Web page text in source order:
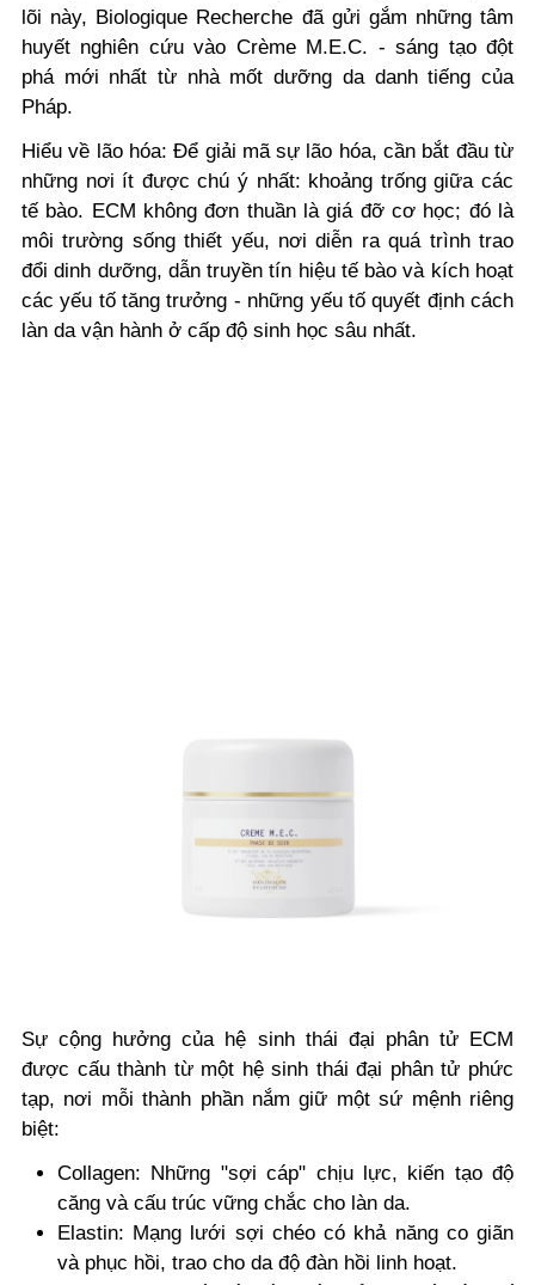
lõi này, Biologique Recherche đã gửi gắm những tâm
huyết nghiên cứu vào Crème M.E.C. - sáng tạo đột
phá mới nhất từ nhà mốt dưỡng da danh tiếng của
Pháp.
Hiểu về lão hóa: Để giải mã sự lão hóa, cần bắt đầu từ
những nơi ít được chú ý nhất: khoảng trống giữa các
tế bào. ECM không đơn thuần là giá đỡ cơ học; đó là
môi trường sống thiết yếu, nơi diễn ra quá trình trao
đổi dinh dưỡng, dẫn truyền tín hiệu tế bào và kích hoạt
các yếu tố tăng trưởng - những yếu tố quyết định cách
làn da vận hành ở cấp độ sinh học sâu nhất.
Sự cộng hưởng của hệ sinh thái đại phân tử ECM
được cấu thành từ một hệ sinh thái đại phân tử phức
tạp, nơi mỗi thành phần nắm giữ một sứ mệnh riêng
biệt:
Collagen: Những "sợi cáp" chịu lực, kiến tạo độ
căng và cấu trúc vững chắc cho làn da.
Elastin: Mạng lưới sợi chéo có khả năng co giãn
và phục hồi, trao cho da độ đàn hồi linh hoạt.